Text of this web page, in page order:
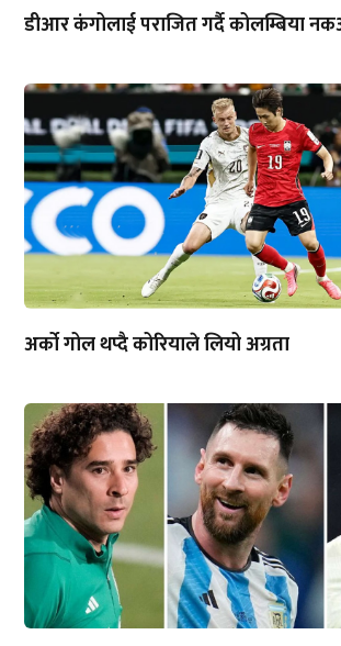
डीआर कंगोलाई पराजित गर्दै कोलम्बिया
अर्को गोल थप्दै कोरियाले लियो अग्रता